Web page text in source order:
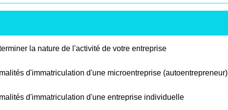
la nature de l'activité de votre entreprise
d'immatriculation d'une microentreprise (autoentrepreneur)
d'immatriculation d'une entreprise individuelle